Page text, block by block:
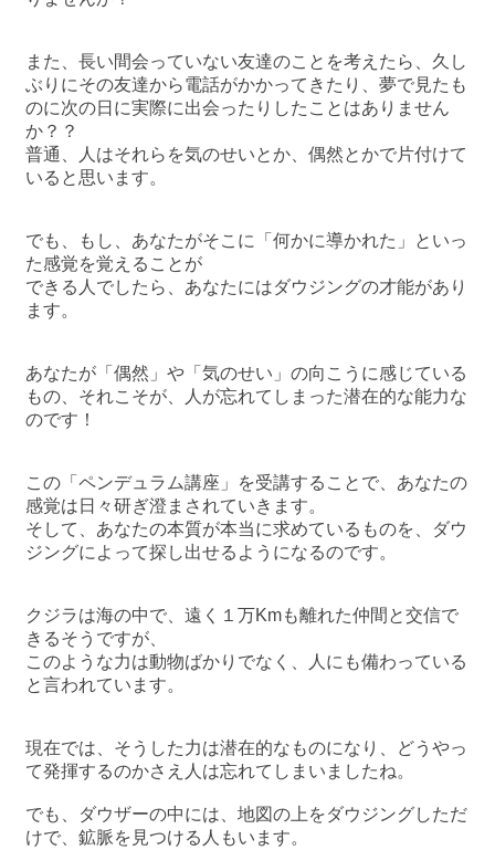
また、長い間会っていない友達のことを考えたら、久し
ぶりにその友達から電話がかかってきたり、夢で見たも
のに次の日に実際に出会ったりしたことはありません
か？？
普通、人はそれらを気のせいとか、偶然とかで片付けて
いると思います。
でも、もし、あなたがそこに「何かに導かれた」といっ
た感覚を覚えることが
できる人でしたら、あなたにはダウジングの才能があり
ます。
あなたが「偶然」や「気のせい」の向こうに感じている
もの、それこそが、人が忘れてしまった潜在的な能力な
のです！
この「ペンデュラム講座」を受講することで、あなたの
感覚は日々研ぎ澄まされていきます。
そして、あなたの本質が本当に求めているものを、ダウ
ジングによって探し出せるようになるのです。
クジラは海の中で、遠く１万Kmも離れた仲間と交信で
きるそうですが、
このような力は動物ばかりでなく、人にも備わっている
と言われています。
現在では、そうした力は潜在的なものになり、どうやっ
て発揮するのかさえ人は忘れてしまいましたね。
でも、ダウザーの中には、地図の上をダウジングしただ
けで、鉱脈を見つける人もいます。